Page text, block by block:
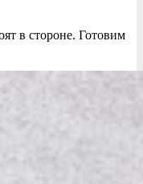
в стороне. Готовим